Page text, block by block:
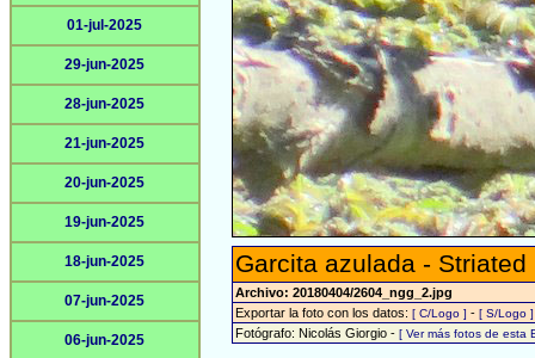
01-jul-2025
29-jun-2025
28-jun-2025
21-jun-2025
20-jun-2025
19-jun-2025
18-jun-2025
07-jun-2025
06-jun-2025
Garcita azulada -
Archivo: 20180404/2604_ngg_2.jpg
Exportar la foto con los datos: [ C/Logo ] - [ S/Logo ]
Fotógrafo: Nicolás Giorgio - [ Ver más fotos de esta